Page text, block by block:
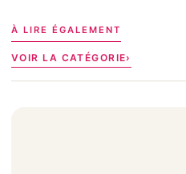
À LIRE ÉGALEMENT
VOIR LA CATÉGORIE